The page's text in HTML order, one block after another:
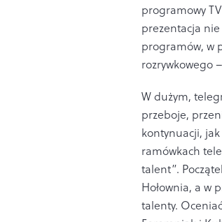
programowy
prezentacja nie
programów, w
rozrywkowego
W dużym,
przeboje,
kontynuacji,
ramówkach
talent”.
Hołownia, a w
talenty.